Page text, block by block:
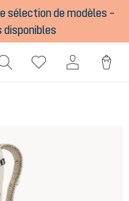
sélection de modèles –
disponibles